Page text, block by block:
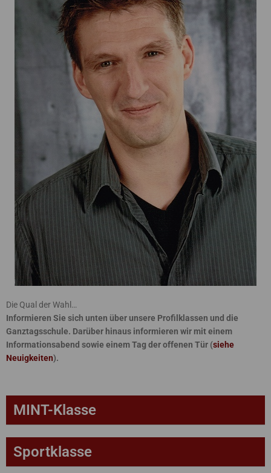
Die Qual der Wahl…
Informieren Sie sich unten über unsere Profilklassen und die
Ganztagsschule. Darüber hinaus informieren wir mit einem
Informationsabend sowie einem Tag der offenen Tür (siehe
Neuigkeiten).
MINT-Klasse
Sportklasse